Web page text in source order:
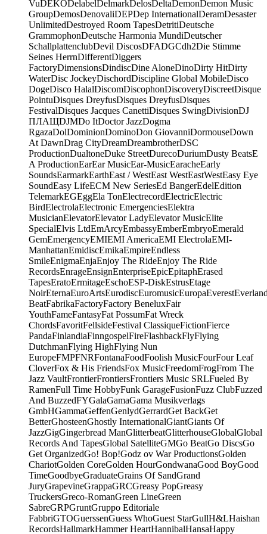
VuDEKODelabelDelmarkDelosDeltaDemonDemon Music
GroupDemosDenovaliDEPDep InternationalDeramDesaster
UnlimitedDestroyed Room TapesDetritiDeutsche
GrammophonDeutsche Harmonia MundiDeutscher
SchallplattenclubDevil DiscosDFADGCdh2Die Stimme
Seines HerrnDifferentDiggers
FactoryDimensionsDindiscDine AloneDinoDirty HitDirty
WaterDisc JockeyDischordDiscipline Global MobileDisco
DogeDisco HalalDiscomDiscophonDiscoveryDiscreetDisque
PointuDisques DreyfusDisques DreyfusDisques
FestivalDisques Jacques CanettiDisques SwingDivisionDJ
ПЛАЩDJMDo ItDoctor JazzDogma
RgazaDolDominionDominoDon GiovanniDormouseDown
At DawnDrag CityDreamDreambrotherDSC
ProductionDualtoneDuke StreetDurecoDuriumDusty BeatsE
A ProductionEarEar MusicEar-MusicEaracheEarly
SoundsEarmarkEarthEast / WestEast WestEastWestEasy Eye
SoundEasy LifeECM New SeriesEd BangerEdelEdition
TelemarkEGEggEla TonElectrecordElectricElectric
BirdElectrolaElectronic EmergenciesElektra
MusicianElevatorElevator LadyElevator MusicElite
SpecialElvis LtdEmArcyEmbassyEmberEmbryoEmerald
GemEmergencyEMIEMI AmericaEMI ElectrolaEMI-
ManhattanEmidiscEmikaEmpireEndless
SmileEnigmaEnjaEnjoy The RideEnjoy The Ride
RecordsEnrageEnsignEnterpriseEpicEpitaphErased
TapesEratoErmitageEschoESP-DiskEstrusEtage
NoirEternaEuroArtsEurodiscEuromusicEuropaEverest
BeatFabrikaFactoryFactory BeneluxFair
YouthFameFantasyFat PossumFat Wreck
ChordsFavoritFellsideFestival ClassiqueFictionFierce
PandaFinlandiaFinngospelFireFlashbackFlyFlying
DutchmanFlying HighFlying Nun
EuropeFMPFNRFontanaFoodFoolish MusicFourFour Leaf
CloverFox & His FriendsFox MusicFreedomFrogFrom The
Jazz VaultFrontierFrontiersFrontiers Music SRLFueled By
RamenFull Time HobbyFunk GarageFusionFuzz ClubFuzzed
And BuzzedFYGalaGamaGama Musikverlags
GmbHGammaGeffenGenlydGerrardGet BackGet
BetterGhosteenGhostly InternationalGiantGiants Of
JazzGigGingerbread ManGlitterbeatGlitterhouseGlobalGlobal
Records And TapesGlobal SatelliteGMGo BeatGo DiscsGo
Get OrganizedGo! Bop!Godz ov War ProductionsGolden
ChariotGolden CoreGolden HourGondwanaGood BoyGood
TimeGoodbyeGraduateGrains Of SandGrand
JuryGrapevineGrappaGRCGreasy PopGreasy
TruckersGreco-RomanGreen LineGreen
SabreGRPGruntGruppo Editoriale
FabbriGTOGuerssenGuess WhoGuest StarGullH&LHaishan
RecordsHallmarkHammer HeartHannibalHansaHappy